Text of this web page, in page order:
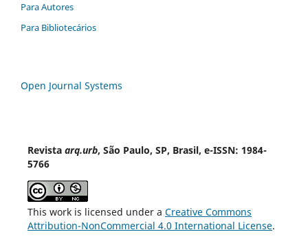
Para Autores
Para Bibliotecários
Open Journal Systems
Revista arq.urb, São Paulo, SP, Brasil, e-ISSN: 1984-
5766
This work is licensed under a Creative Commons
Attribution-NonCommercial 4.0 International License.